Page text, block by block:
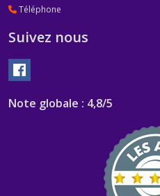
Téléphone
Suivez nous
Note globale : 4,8/5